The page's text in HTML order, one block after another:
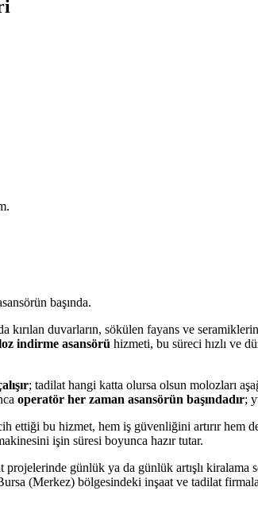
başında.
kırılan duvarların, sökülen fayans ve
indirme asansörü hizmeti, bu süreci hızlı ve
; tadilat hangi katta olursa olsun molozları
operatör her zaman asansörün başındadır;
ettiği bu hizmet, hem iş güvenliğini artırır
işin süresi boyunca hazır tutar.
günlük ya da günlük artışlı kiralama
(Merkez) bölgesindeki inşaat ve tadilat